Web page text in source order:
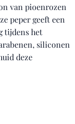
van pioenrozen
peper geeft een
tijdens het
siliconen
deze